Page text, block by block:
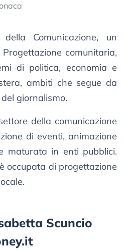
Comunicazione, un
comunitaria,
di politica, economia e
ambiti che segue da
giornalismo.
della comunicazione
di eventi, animazione
maturata in enti pubblici.
occupata di progettazione
Scuncio